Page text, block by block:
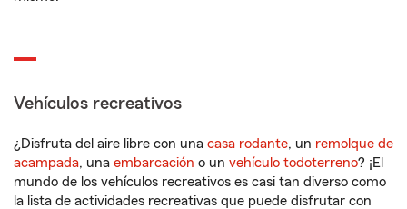
Vehículos recreativos
¿Disfruta del aire libre con una casa rodante, un remolque de
acampada, una embarcación o un vehículo todoterreno? ¡El
mundo de los vehículos recreativos es casi tan diverso como
la lista de actividades recreativas que puede disfrutar con